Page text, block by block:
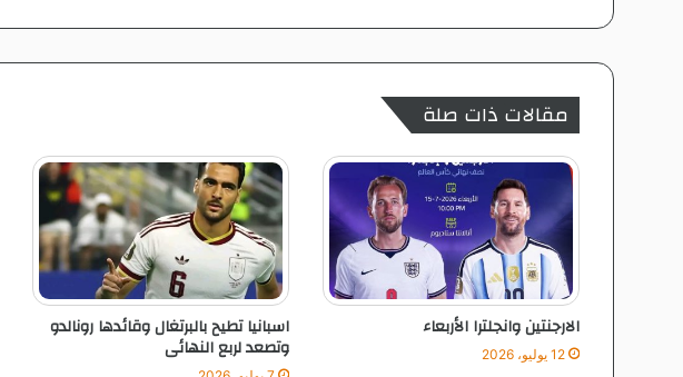
د
ل
ن
ش
ا
*
ر
ت
م
ع
ا
ل
ب
ر
ت
غ
مقالات ذات صلة
الارجنتين وانجلترا الأربعاء
12 يوليو، 2026
اسبانيا تطيح بالبرتغال وقائدها رونالدو
وتصعد لربع النهائى